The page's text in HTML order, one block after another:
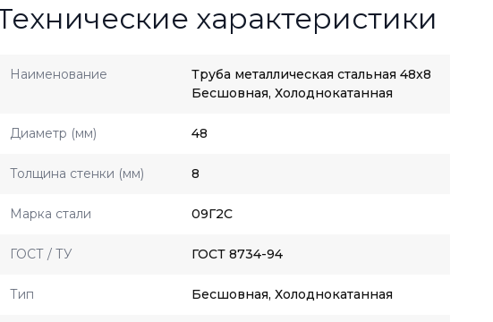
характеристики
Наименование
Труба металлическая стальная 48x8
Бесшовная, Холоднокатанная
Диаметр (мм) 48
Толщина стенки (мм) 8
Марка стали 09Г2С
ГОСТ / ТУ ГОСТ 8734-94
Тип Бесшовная, Холоднокатанная